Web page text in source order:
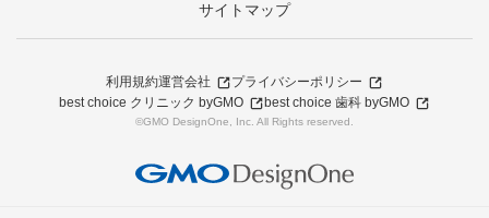
サイトマップ
利用規約運営会社
プライバシーポリシー
best choice クリニック byGMO
best choice 歯科 byGMO
©GMO DesignOne, Inc. All Rights reserved.